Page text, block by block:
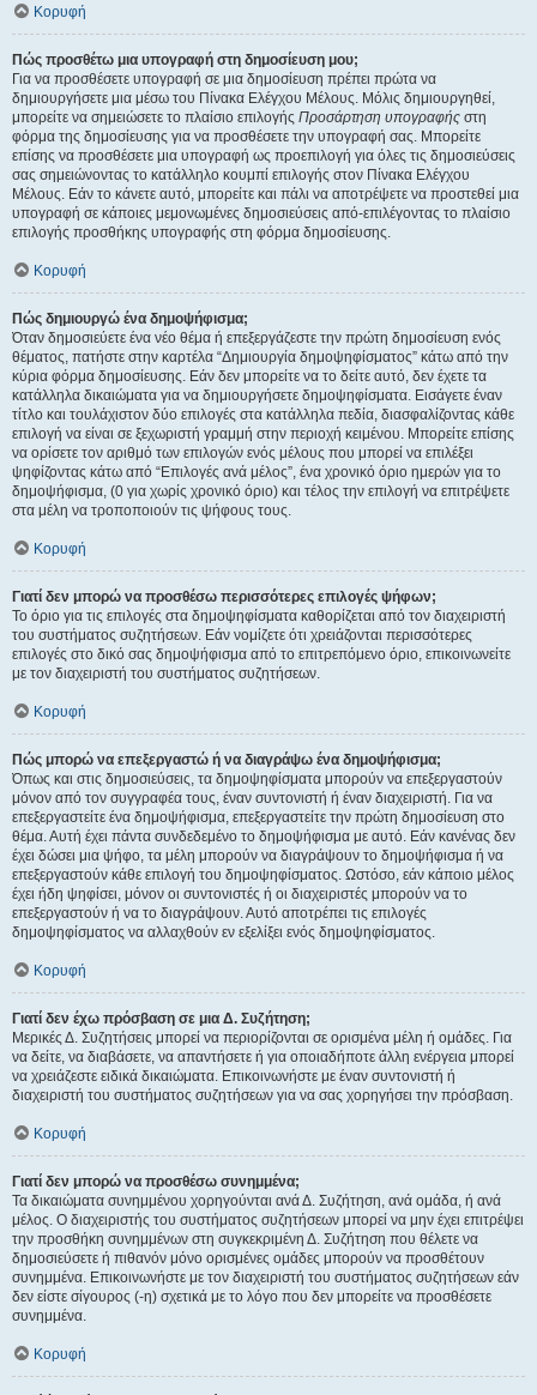
Κορυφή
Πώς προσθέτω μια υπογραφή στη δημοσίευση μου;
Για να προσθέσετε υπογραφή σε μια δημοσίευση πρέπει πρώτα να
δημιουργήσετε μια μέσω του Πίνακα Ελέγχου Μέλους. Μόλις δημιουργηθεί,
μπορείτε να σημειώσετε το πλαίσιο επιλογής Προσάρτηση υπογραφής στη
φόρμα της δημοσίευσης για να προσθέσετε την υπογραφή σας. Μπορείτε
επίσης να προσθέσετε μια υπογραφή ως προεπιλογή για όλες τις δημοσιεύσεις
σας σημειώνοντας το κατάλληλο κουμπί επιλογής στον Πίνακα Ελέγχου
Μέλους. Εάν το κάνετε αυτό, μπορείτε και πάλι να αποτρέψετε να προστεθεί μια
υπογραφή σε κάποιες μεμονωμένες δημοσιεύσεις από-επιλέγοντας το πλαίσιο
επιλογής προσθήκης υπογραφής στη φόρμα δημοσίευσης.
Κορυφή
Πώς δημιουργώ ένα δημοψήφισμα;
Όταν δημοσιεύετε ένα νέο θέμα ή επεξεργάζεστε την πρώτη δημοσίευση ενός
θέματος, πατήστε στην καρτέλα “Δημιουργία δημοψηφίσματος” κάτω από την
κύρια φόρμα δημοσίευσης. Εάν δεν μπορείτε να το δείτε αυτό, δεν έχετε τα
κατάλληλα δικαιώματα για να δημιουργήσετε δημοψηφίσματα. Εισάγετε έναν
τίτλο και τουλάχιστον δύο επιλογές στα κατάλληλα πεδία, διασφαλίζοντας κάθε
επιλογή να είναι σε ξεχωριστή γραμμή στην περιοχή κειμένου. Μπορείτε επίσης
να ορίσετε τον αριθμό των επιλογών ενός μέλους που μπορεί να επιλέξει
ψηφίζοντας κάτω από “Επιλογές ανά μέλος”, ένα χρονικό όριο ημερών για το
δημοψήφισμα, (0 για χωρίς χρονικό όριο) και τέλος την επιλογή να επιτρέψετε
στα μέλη να τροποποιούν τις ψήφους τους.
Κορυφή
Γιατί δεν μπορώ να προσθέσω περισσότερες επιλογές ψήφων;
Το όριο για τις επιλογές στα δημοψηφίσματα καθορίζεται από τον διαχειριστή
του συστήματος συζητήσεων. Εάν νομίζετε ότι χρειάζονται περισσότερες
επιλογές στο δικό σας δημοψήφισμα από το επιτρεπόμενο όριο, επικοινωνείτε
με τον διαχειριστή του συστήματος συζητήσεων.
Κορυφή
Πώς μπορώ να επεξεργαστώ ή να διαγράψω ένα δημοψήφισμα;
Όπως και στις δημοσιεύσεις, τα δημοψηφίσματα μπορούν να επεξεργαστούν
μόνον από τον συγγραφέα τους, έναν συντονιστή ή έναν διαχειριστή. Για να
επεξεργαστείτε ένα δημοψήφισμα, επεξεργαστείτε την πρώτη δημοσίευση στο
θέμα. Αυτή έχει πάντα συνδεδεμένο το δημοψήφισμα με αυτό. Εάν κανένας δεν
έχει δώσει μια ψήφο, τα μέλη μπορούν να διαγράψουν το δημοψήφισμα ή να
επεξεργαστούν κάθε επιλογή του δημοψηφίσματος. Ωστόσο, εάν κάποιο μέλος
έχει ήδη ψηφίσει, μόνον οι συντονιστές ή οι διαχειριστές μπορούν να το
επεξεργαστούν ή να το διαγράψουν. Αυτό αποτρέπει τις επιλογές
δημοψηφίσματος να αλλαχθούν εν εξελίξει ενός δημοψηφίσματος.
Κορυφή
Γιατί δεν έχω πρόσβαση σε μια Δ. Συζήτηση;
Μερικές Δ. Συζητήσεις μπορεί να περιορίζονται σε ορισμένα μέλη ή ομάδες. Για
να δείτε, να διαβάσετε, να απαντήσετε ή για οποιαδήποτε άλλη ενέργεια μπορεί
να χρειάζεστε ειδικά δικαιώματα. Επικοινωνήστε με έναν συντονιστή ή
διαχειριστή του συστήματος συζητήσεων για να σας χορηγήσει την πρόσβαση.
Κορυφή
Γιατί δεν μπορώ να προσθέσω συνημμένα;
Τα δικαιώματα συνημμένου χορηγούνται ανά Δ. Συζήτηση, ανά ομάδα, ή ανά
μέλος. Ο διαχειριστής του συστήματος συζητήσεων μπορεί να μην έχει επιτρέψει
την προσθήκη συνημμένων στη συγκεκριμένη Δ. Συζήτηση που θέλετε να
δημοσιεύσετε ή πιθανόν μόνο ορισμένες ομάδες μπορούν να προσθέτουν
συνημμένα. Επικοινωνήστε με τον διαχειριστή του συστήματος συζητήσεων εάν
δεν είστε σίγουρος (-η) σχετικά με το λόγο που δεν μπορείτε να προσθέσετε
συνημμένα.
Κορυφή